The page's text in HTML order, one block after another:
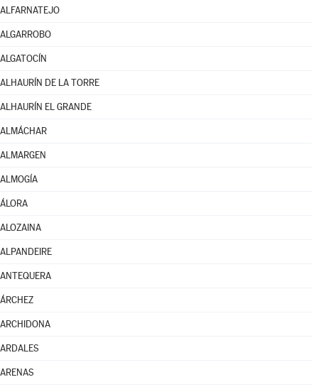
ALFARNATEJO
ALGARROBO
ALGATOCÍN
ALHAURÍN DE LA TORRE
ALHAURÍN EL GRANDE
ALMÁCHAR
ALMARGEN
ALMOGÍA
ÁLORA
ALOZAINA
ALPANDEIRE
ANTEQUERA
ÁRCHEZ
ARCHIDONA
ARDALES
ARENAS